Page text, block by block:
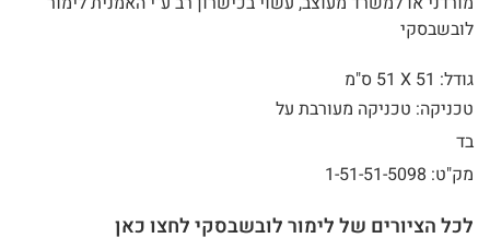
לובשבסקי
גודל: 51 X
51 ס"מ
טכניקה: טכניקה מעורבת על
בד
מק"ט: 1-51-51-5098
לכל הציורים של לימור לובשבסקי לחצו כאן